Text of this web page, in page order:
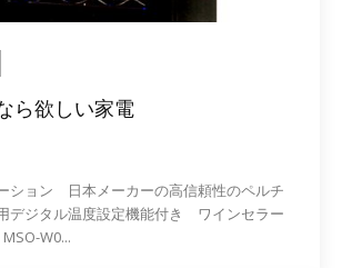
ら欲しい家電
ション 日本メーカーの高信頼性のペルチ
デジタル温度設定機能付き ワインセラー
W0...